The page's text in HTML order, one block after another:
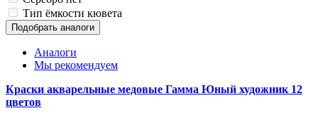
Тип ёмкости кювета
Подобрать аналоги
Аналоги
Мы рекомендуем
Краски акварельные медовые Гамма Юный художник 12
цветов